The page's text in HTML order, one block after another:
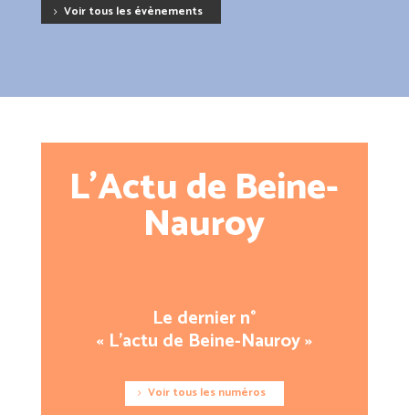
Voir tous les évènements
L’Actu de Beine-
Nauroy
Le dernier n°
« L’actu de Beine-Nauroy »
Voir tous les numéros